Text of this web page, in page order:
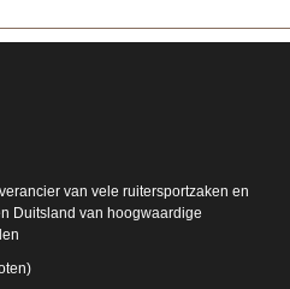
van vele ruitersportzaken en
Duitsland van hoogwaardige